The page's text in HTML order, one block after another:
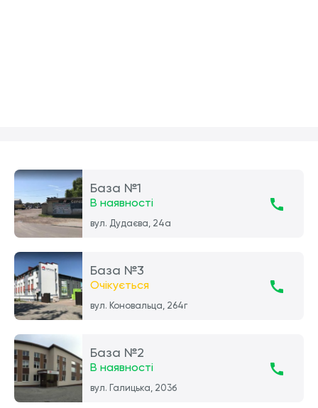
База №1
В наявності
вул. Дудаєва, 24а
База №3
Очікується
вул. Коновальца, 264г
База №2
В наявності
вул. Галицька, 203б